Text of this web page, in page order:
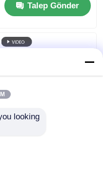
Daha Güçlü Kabine
Çarpışma Karşıtı
Talep Gönder
looking